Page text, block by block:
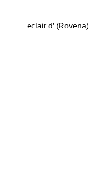
ادکلن “لانوین اکلت” زنانه 100 میل روونا (Rovena) eclair d’